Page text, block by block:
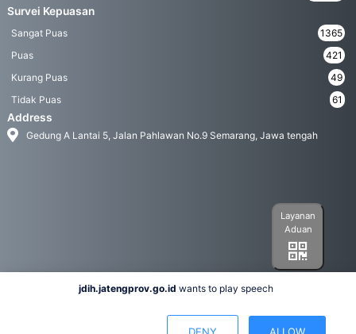
Survei Kepuasan
Sangat Puas
1365
Puas
421
Kurang Puas
49
Tidak Puas
61
Address
Gedung A Lantai 5, Jalan Pahlawan No.9 Semarang, Jawa tengah
Layanan
Aduan
jdih.jatengprov.go.id wants to play speech
DENY ALLOW